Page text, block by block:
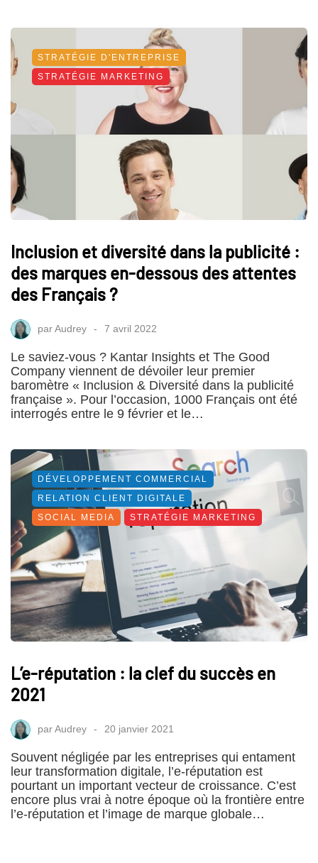
STRATÉGIE D'ENTREPRISE
STRATÉGIE MARKETING
Inclusion et diversité dans la publicité :
des marques en-dessous des attentes
des Français ?
parAudrey 7 avril 2022
Le saviez-vous ? Kantar Insights et The Good
Company viennent de dévoiler leur premier
baromètre « Inclusion & Diversité dans la publicité
française ». Pour l’occasion, 1000 Français ont été
interrogés entre le 9 février et le…
DÉVELOPPEMENT COMMERCIAL
RELATION CLIENT DIGITALE
SOCIAL MEDIA
STRATÉGIE MARKETING
L’e-réputation : la clef du succès en
2021
parAudrey 20 janvier 2021
Souvent négligée par les entreprises qui entament
leur transformation digitale, l’e-réputation est
pourtant un important vecteur de croissance. C’est
encore plus vrai à notre époque où la frontière entre
l’e-réputation et l’image de marque globale…